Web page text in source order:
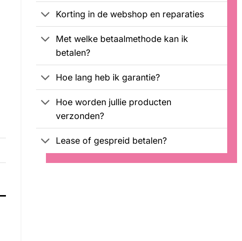
Korting in de webshop en reparaties
Met welke betaalmethode kan ik
betalen?
Hoe lang heb ik garantie?
Hoe worden jullie producten
verzonden?
Lease of gespreid betalen?